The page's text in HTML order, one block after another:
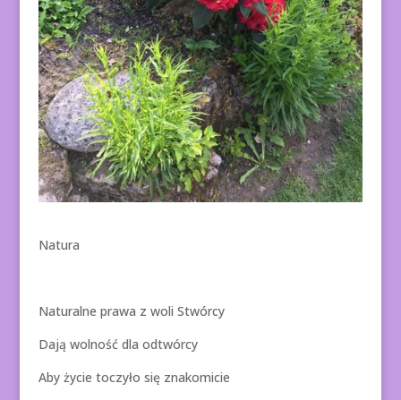
Natura
Naturalne prawa z woli Stwórcy
Dają wolność dla odtwórcy
Aby życie toczyło się znakomicie